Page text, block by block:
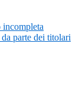
incompleta
parte dei titolari